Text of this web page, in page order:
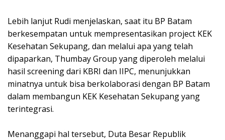
Lebih lanjut Rudi menjelaskan, saat itu BP Batam
berkesempatan untuk mempresentasikan project KEK
Kesehatan Sekupang, dan melalui apa yang telah
dipaparkan, Thumbay Group yang diperoleh melalui
hasil screening dari KBRI dan IIPC, menunjukkan
minatnya untuk bisa berkolaborasi dengan BP Batam
dalam membangun KEK Kesehatan Sekupang yang
terintegrasi.
Menanggapi hal tersebut, Duta Besar Republik